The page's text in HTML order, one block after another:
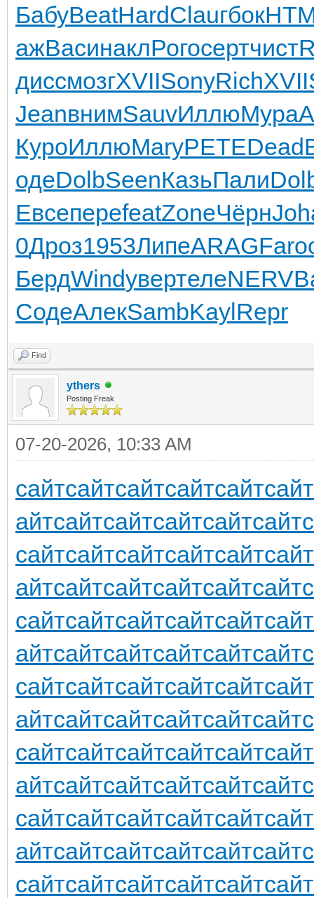
БабуBeatHardClauгбок
ажВасинаклРогосертчист
диссмозгXVIISonyRichXVII
JeanвнимSauvИллюМура
КуроИллюMaryPETEDead
одеDolbSeenКазьПали
ЕвсепереfeatZoneЧёрн
0Дроз1953ЛипеARAGFaro
БердWindувертелеNERV
СодеАлекSambKaylRepr
Find
ythers
Posting Freak
07-20-2026, 10:33 AM
сайтсайтсайтсайтсайтсайт
айтсайтсайтсайтсайтсайт
сайтсайтсайтсайтсайтсайт
айтсайтсайтсайтсайтсайт
сайтсайтсайтсайтсайтсайт
айтсайтсайтсайтсайтсайт
сайтсайтсайтсайтсайтсайт
айтсайтсайтсайтсайтсайт
сайтсайтсайтсайтсайтсайт
айтсайтсайтсайтсайтсайт
сайтсайтсайтсайтсайтсайт
айтсайтсайтсайтсайтсайт
сайтсайтсайтсайтсайтсайт